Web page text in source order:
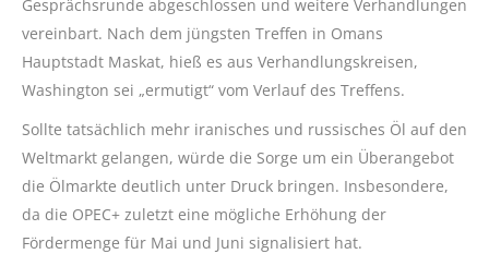
Gesprächsrunde abgeschlossen und weitere Verhandlungen
vereinbart. Nach dem jüngsten Treffen in Omans
Hauptstadt Maskat, hieß es aus Verhandlungskreisen,
Washington sei „ermutigt“ vom Verlauf des Treffens.
Sollte tatsächlich mehr iranisches und russisches Öl auf den
Weltmarkt gelangen, würde die Sorge um ein Überangebot
die Ölmarkte deutlich unter Druck bringen. Insbesondere,
da die OPEC+ zuletzt eine mögliche Erhöhung der
Fördermenge für Mai und Juni signalisiert hat.